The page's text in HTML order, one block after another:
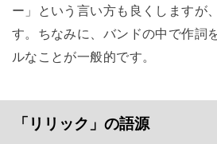
ー」という言い方も良くしますが
す。ちなみに、バンドの中で作詞
ルなことが一般的です。
「リリック」の語源